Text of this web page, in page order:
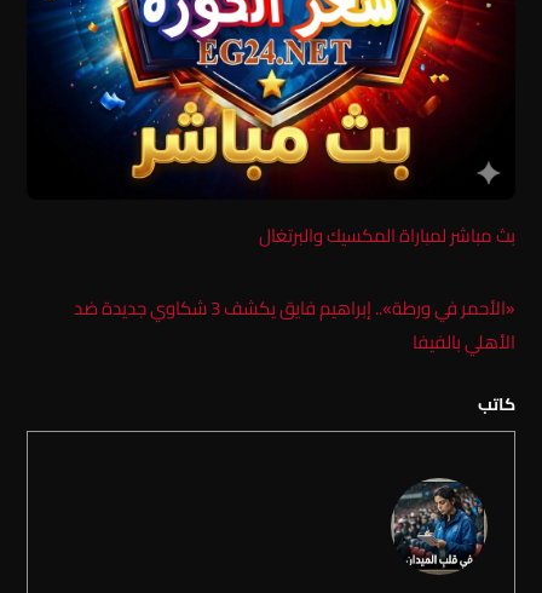
بث مباشر لمباراة المكسيك والبرتغال
«الأحمر في ورطة».. إبراهيم فايق يكشف 3 شكاوي جديدة ضد
الأهلي بالفيفا
كاتب